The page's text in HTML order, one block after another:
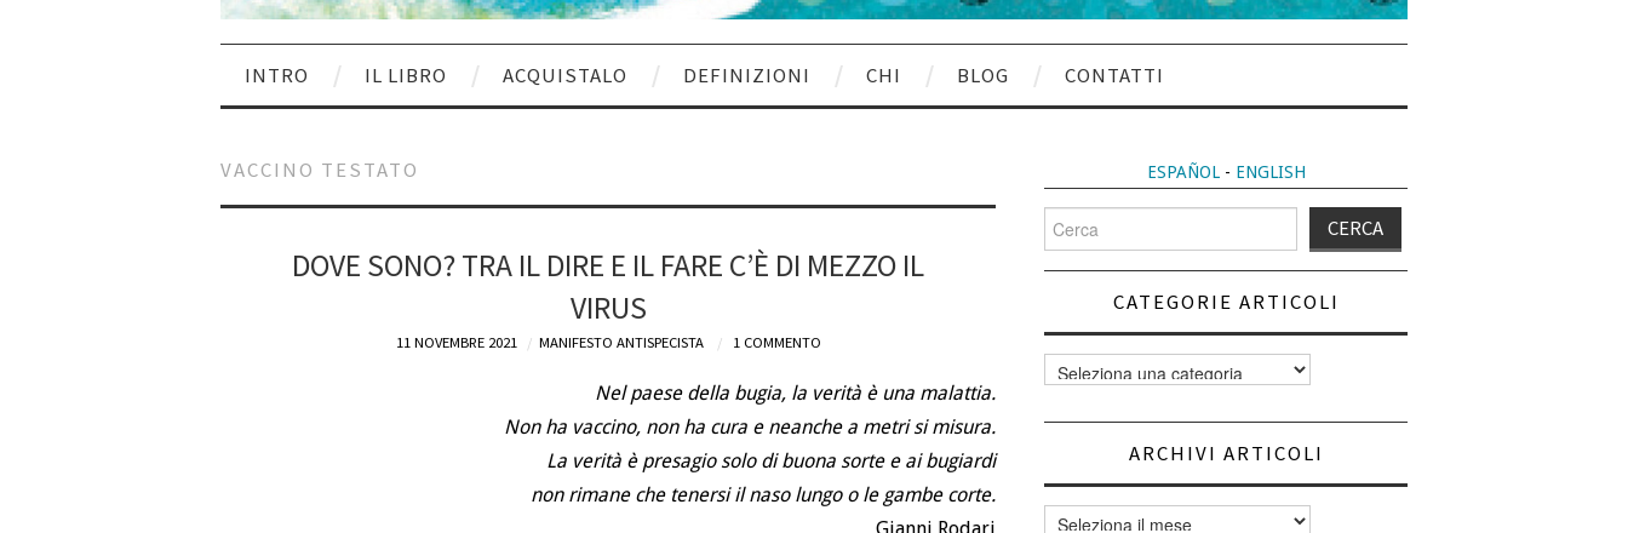
INTRO IL LIBRO ACQUISTALO DEFINIZIONI CHI BLOG CONTATTI
VACCINO TESTATO
DOVE SONO? TRA IL DIRE E IL FARE C’È DI MEZZO IL
VIRUS
11 NOVEMBRE 2021 MANIFESTO ANTISPECISTA 1 COMMENTO
Nel paese della bugia, la verità è una malattia.
Non ha vaccino, non ha cura e neanche a metri si misura.
La verità è presagio solo di buona sorte e ai bugiardi
non rimane che tenersi il naso lungo o le gambe corte.
ESPAÑOL- ENGLISH
per:
CATEGORIE ARTICOLI
Categorie
articoli
ARCHIVI ARTICOLI
Archivi